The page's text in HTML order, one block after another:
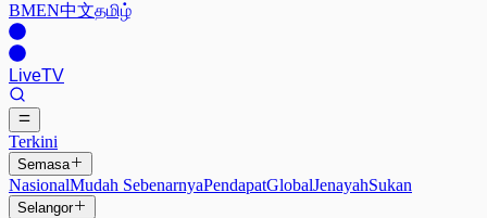
BMEN中文தமிழ்
LiveTV
Terkini
Semasa
NasionalMudah SebenarnyaPendapatGlobalJenayahSukan
Selangor